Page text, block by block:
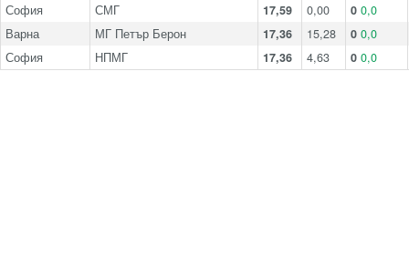
София СМГ 17,59 0,00 0 0,0
Варна МГ Петър Берон 17,36 15,28 0 0,0
София НПМГ 17,36 4,63 0 0,0